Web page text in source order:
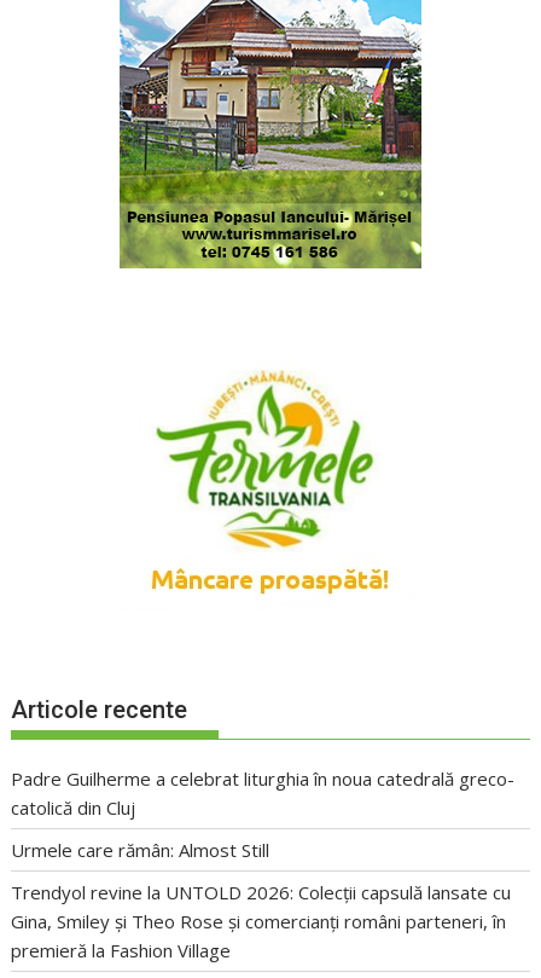
Articole recente
Padre Guilherme a celebrat liturghia în noua catedrală greco-
catolică din Cluj
Urmele care rămân: Almost Still
Trendyol revine la UNTOLD 2026: Colecții capsulă lansate cu
Gina, Smiley și Theo Rose și comercianți români parteneri, în
premieră la Fashion Village